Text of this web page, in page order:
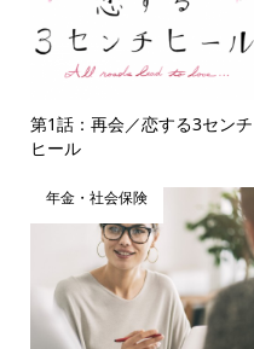
第1話：再会／恋する3センチ
ヒール
年金・社会保険